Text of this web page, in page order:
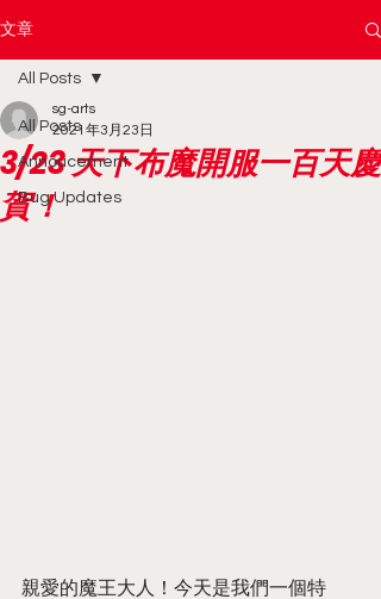
文章
All Posts
Annoucement
Bug Updates
All Posts
3/23 天下布魔開服一百天慶
賀！
sg-arts
2021年3月23日
親愛的魔王大人！今天是我們一個特